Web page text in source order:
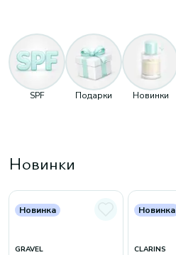
SPF Подарки Новинки
Новинки
Новинка
GRAVEL
Новинка
CLARINS